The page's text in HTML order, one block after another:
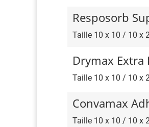
Resposorb
Taille 10 x 10 / 10 x
Drymax Extra
Taille 10 x 10 / 10 x
Convamax
Taille 10 x 10 / 10 x